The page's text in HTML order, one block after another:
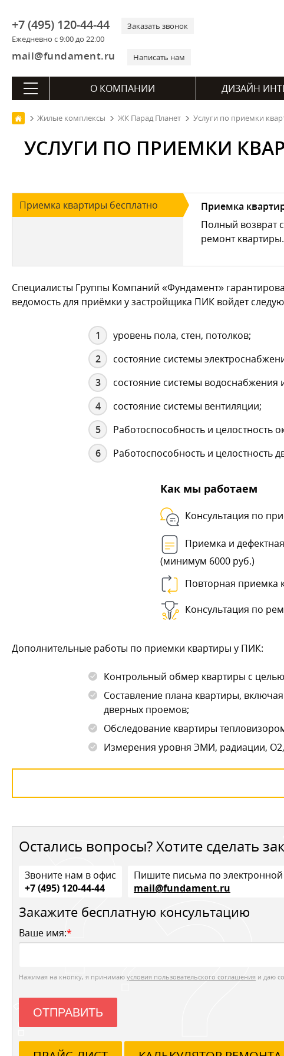
+7 (495) 120-44-44
Ежедневно с 9:00 до 22:00
Заказать звонок
mail@fundament.ru Написать нам
О КОМПАНИИ ДИЗАЙН
Жилые комплексы ЖК Парад Планет Услуги по приемки
УСЛУГИ ПО ПРИЕМКИ
Приемка квартиры бесплатно Приемка
Полный возврат
ремонт квартиры.
Специалисты Группы Компаний «Фундамент»
ведомость для приёмки у застройщика ПИК войдет
уровень пола, стен, потолков;
состояние системы
состояние системы водоснабжения
состояние системы вентиляции;
Работоспособность и целостность
Работоспособность и целостность
Как мы работаем
Консультация по
Приемка и
(минимум 6000 руб.)
Повторная приемка
Консультация по
Дополнительные работы по приемки квартиры у ПИК:
Контрольный обмер квартиры с
Составление плана квартиры,
дверных проемов;
Обследование квартиры
Измерения уровня ЭМИ, радиации,
Остались вопросы? Хотите сделать
Звоните нам в офис
+7 (495) 120-44-44
Пишите письма по
mail@fundament.ru
Закажите бесплатную консультацию
Ваше имя:*
Нажимая на кнопку, я принимаю условия пользовательского соглашения и даю
ОТПРАВИТЬ